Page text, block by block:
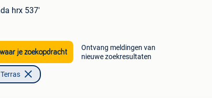
hrx 537'
je zoekopdracht
Ontvang meldingen van
nieuwe zoekresultaten